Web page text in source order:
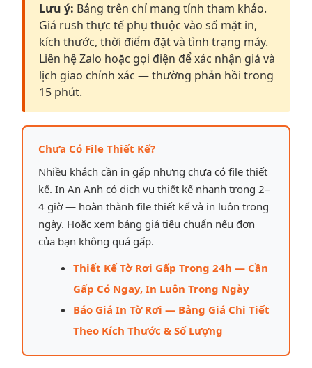
Lưu ý: Bảng trên chỉ mang tính tham khảo.
Giá rush thực tế phụ thuộc vào số mặt in,
kích thước, thời điểm đặt và tình trạng máy.
Liên hệ Zalo hoặc gọi điện để xác nhận giá và
lịch giao chính xác — thường phản hồi trong
15 phút.
Chưa Có File Thiết Kế?
Nhiều khách cần in gấp nhưng chưa có file thiết
kế. In An Anh có dịch vụ thiết kế nhanh trong 2–
4 giờ — hoàn thành file thiết kế và in luôn trong
ngày. Hoặc xem bảng giá tiêu chuẩn nếu đơn
của bạn không quá gấp.
Thiết Kế Tờ Rơi Gấp Trong 24h — Cần
Gấp Có Ngay, In Luôn Trong Ngày
Báo Giá In Tờ Rơi — Bảng Giá Chi Tiết
Theo Kích Thước & Số Lượng